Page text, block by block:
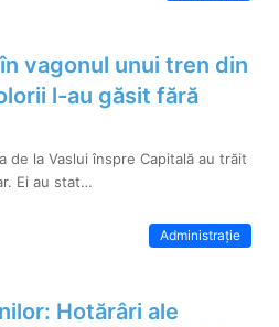
vagonul unui tren din
l-au găsit fără
de la Vaslui înspre Capitală au trăit
Ei au stat…
Administrație
Hotărâri ale